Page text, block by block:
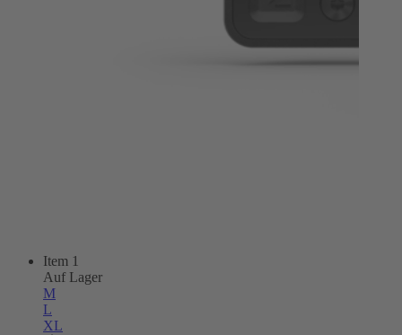
Item 1
Auf Lager
M
L
XL